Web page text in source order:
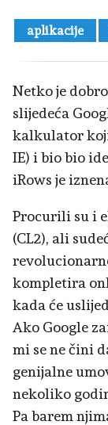
aplikacije
Netko je
slijedeća
kalkulator
IE) i bio bio
iRows je
Procurili su i
(CL2), ali
kompletira
kada će
Ako Google
mi se ne čini
genijalne
nekoliko
Pa barem